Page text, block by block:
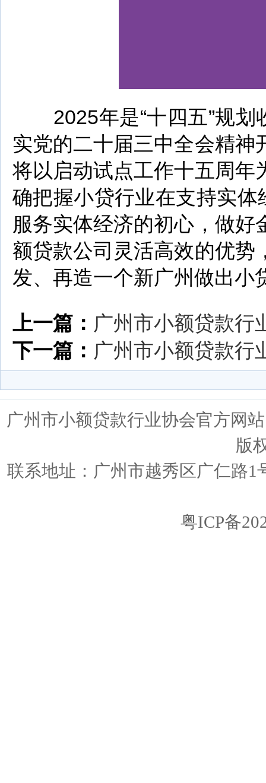
2025年是“十四五”规划
实党的二十届三中全会精神
将以启动试点工作十五周年
确把握小贷行业在支持实体
服务实体经济的初心，做
额贷款公司灵活高效的优势
发、再造一个新广州做出小
上一篇： 广州市小额贷款行
下一篇： 广州市小额贷款行
广州市小额贷款行业协会官方网
版
联系地址：广州市越秀区广仁路1
粤ICP备